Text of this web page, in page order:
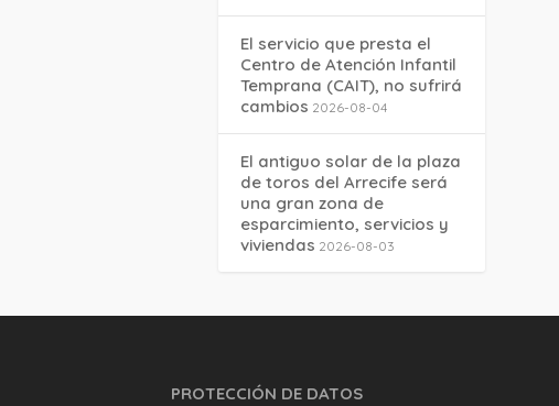
El servicio que presta el
Centro de Atención Infantil
Temprana (CAIT), no sufrirá
cambios 2026-08-04
El antiguo solar de la plaza
de toros del Arrecife será
una gran zona de
esparcimiento, servicios y
viviendas 2026-08-03
PROTECCIÓN DE DATOS